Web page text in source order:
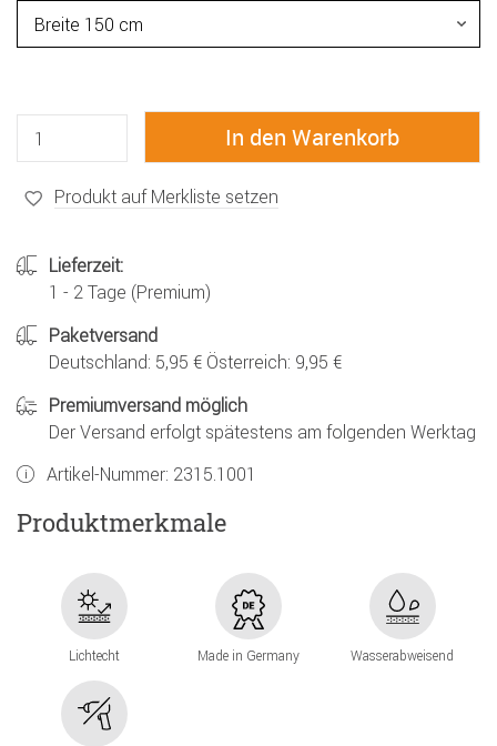
Produkt auf Merkliste setzen
Lieferzeit:
1 - 2 Tage (Premium)
Paketversand
Deutschland: 5,95 € Österreich: 9,95 €
Premiumversand möglich
Der Versand erfolgt spätestens am folgenden Werktag
Artikel-Nummer: 2315.1001
Produktmerkmale
Lichtecht Made in Germany Wasserabweisend